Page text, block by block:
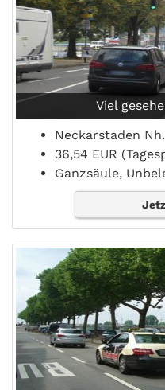
Viel
Neckarstaden
36,54 EUR
Ganzsäule,